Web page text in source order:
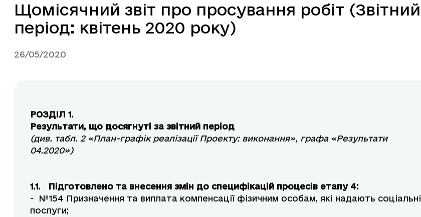
Щомісячний звіт про просування робіт (Звітний
період: квітень 2020 року)
26/05/2020
РОЗДІЛ 1.
Результати, що досягнуті за звітний період
(див. табл. 2 «План-графік реалізації Проекту: виконання», графа «Результати
04.2020»)
1.1. Підготовлено та внесення змін до специфікацій процесів етапу 4:
- №154 Призначення та виплата компенсації фізичним особам, які надають соціальні
послуги;